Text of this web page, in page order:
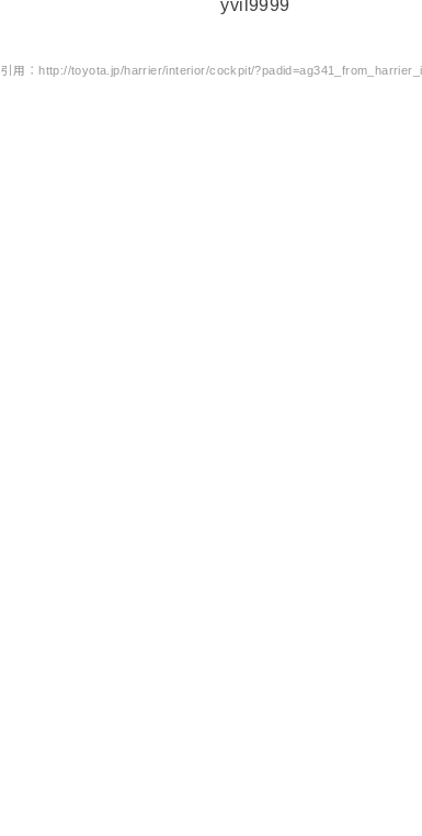
引用：http://toyota.jp/harrier/interior/cockpit/